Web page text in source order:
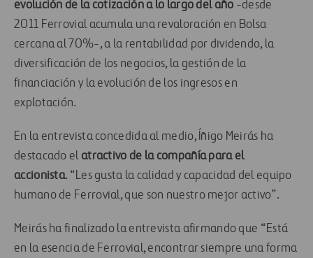
evolución de la cotización a lo largo del año -desde
2011 Ferrovial acumula una revaloración en Bolsa
cercana al 70%-, a la rentabilidad por dividendo, la
diversificación de los negocios, la gestión de la
financiación y la evolución de los ingresos en
explotación.
En la entrevista concedida al medio, Íñigo Meirás ha
destacado el atractivo de la compañía para el
accionista. “Les gusta la calidad y capacidad del equipo
humano de Ferrovial, que son nuestro mejor activo”.
Meirás ha finalizado la entrevista afirmando que “Está
en la esencia de Ferrovial, encontrar siempre una forma